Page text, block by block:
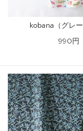
kobana（グレー
990円